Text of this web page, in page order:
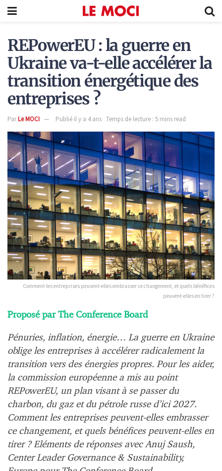
REPowerEU : la guerre en
Ukraine va-t-elle accélérer la
transition énergétique des
entreprises ?
ParLe MOCI Publié il y a 4 ans Temps de lecture : 5 mins read
Comment les entreprises peuvent-elles embrasser ce changement, et quels bénéfices
peuvent-elles en tirer ?
Proposé par The Conference Board
Pénuries, inflation, énergie… La guerre en Ukraine
oblige les entreprises à accélérer radicalement la
transition vers des énergies propres. Pour les aider,
la commission européenne a mis au point
REPowerEU, un plan visant à se passer du
charbon, du gaz et du pétrole russe d’ici 2027.
Comment les entreprises peuvent-elles embrasser
ce changement, et quels bénéfices peuvent-elles en
tirer ? Eléments de réponses avec Anuj Saush,
Center Leader Governance & Sustainability,